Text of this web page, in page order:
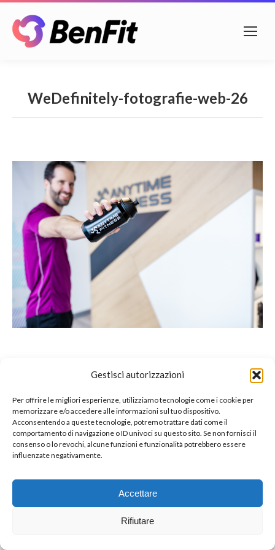
Gestisci autorizzazioni
Per offrire le migliori esperienze, utilizziamo tecnologie come i cookie per
memorizzare e/o accedere alle informazioni sul tuo dispositivo.
Acconsentendo a queste tecnologie, potremo trattare dati come il
comportamento di navigazione o ID univoci su questo sito. Se non fornisci il
consenso o lo revochi, alcune funzioni e funzionalità potrebbero essere
influenzate negativamente.
Accettare
Rifiutare
WeDefinitely-fotografie-web-26
Copyright menu-IT